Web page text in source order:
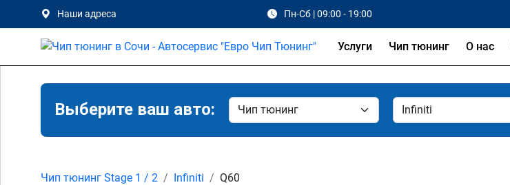
Наши адреса Пн-Сб | 09:00 - 19:00
Услуги Чип тюнинг О нас
Выберите ваш авто:
Чип тюнинг Stage 1 / 2 Infiniti Q60